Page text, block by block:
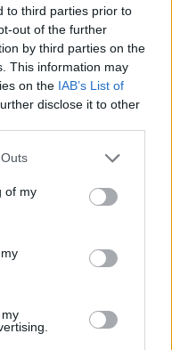
to third parties prior to
out of the further
by third parties on the
This information may
on the IAB’s List of
disclose it to other
of my